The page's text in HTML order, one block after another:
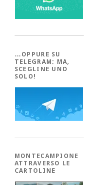
…OPPURE SU
TELEGRAM; MA,
SCEGLINE UNO
SOLO!
MONTECAMPIONE
ATTRAVERSO LE
CARTOLINE